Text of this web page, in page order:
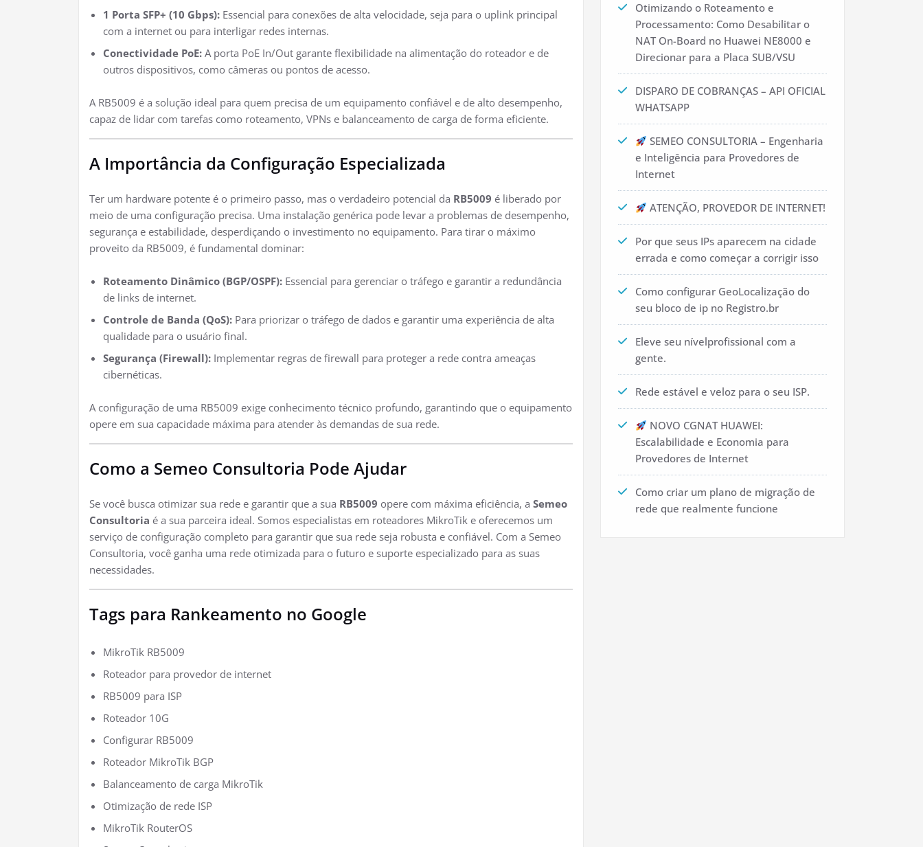
1 Porta SFP+ (10 Gbps): Essencial para conexões de alta velocidade, seja para o uplink principal
com a internet ou para interligar redes internas.
Conectividade PoE: A porta PoE In/Out garante flexibilidade na alimentação do roteador e de
outros dispositivos, como câmeras ou pontos de acesso.
A RB5009 é a solução ideal para quem precisa de um equipamento confiável e de alto desempenho,
capaz de lidar com tarefas como roteamento, VPNs e balanceamento de carga de forma eficiente.
A Importância da Configuração Especializada
Ter um hardware potente é o primeiro passo, mas o verdadeiro potencial da RB5009 é liberado por
meio de uma configuração precisa. Uma instalação genérica pode levar a problemas de desempenho,
segurança e estabilidade, desperdiçando o investimento no equipamento. Para tirar o máximo
proveito da RB5009, é fundamental dominar:
Roteamento Dinâmico (BGP/OSPF): Essencial para gerenciar o tráfego e garantir a redundância
de links de internet.
Controle de Banda (QoS): Para priorizar o tráfego de dados e garantir uma experiência de alta
qualidade para o usuário final.
Segurança (Firewall): Implementar regras de firewall para proteger a rede contra ameaças
cibernéticas.
A configuração de uma RB5009 exige conhecimento técnico profundo, garantindo que o equipamento
opere em sua capacidade máxima para atender às demandas de sua rede.
Como a Semeo Consultoria Pode Ajudar
Se você busca otimizar sua rede e garantir que a sua RB5009 opere com máxima eficiência, a Semeo
Consultoria é a sua parceira ideal. Somos especialistas em roteadores MikroTik e oferecemos um
serviço de configuração completo para garantir que sua rede seja robusta e confiável. Com a Semeo
Consultoria, você ganha uma rede otimizada para o futuro e suporte especializado para as suas
necessidades.
Tags para Rankeamento no Google
MikroTik RB5009
Roteador para provedor de internet
RB5009 para ISP
Roteador 10G
Configurar RB5009
Roteador MikroTik BGP
Balanceamento de carga MikroTik
Otimização de rede ISP
MikroTik RouterOS
Otimizando o Roteamento e
Processamento: Como Desabilitar o
NAT On-Board no Huawei NE8000 e
Direcionar para a Placa SUB/VSU
DISPARO DE COBRANÇAS – API OFICIAL
WHATSAPP
SEMEO CONSULTORIA – Engenharia
e Inteligência para Provedores de
Internet
ATENÇÃO, PROVEDOR DE INTERNET!
Por que seus IPs aparecem na cidade
errada e como começar a corrigir isso
Como configurar GeoLocalização do
seu bloco de ip no Registro.br
Eleve seu nívelprofissional com a
gente.
Rede estável e veloz para o seu ISP.
NOVO CGNAT HUAWEI:
Escalabilidade e Economia para
Provedores de Internet
Como criar um plano de migração de
rede que realmente funcione